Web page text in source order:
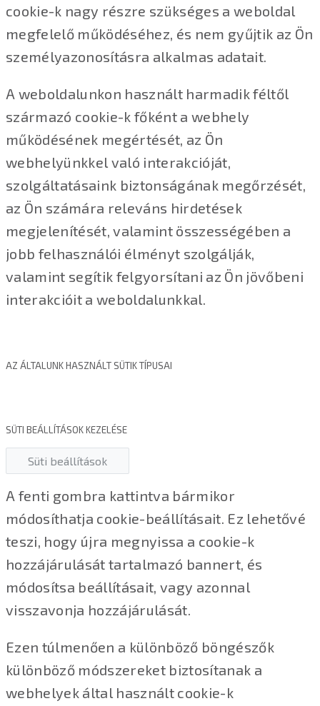
cookie-k nagy részre szükséges a weboldal
megfelelő működéséhez, és nem gyűjtik az Ön
személyazonosításra alkalmas adatait.
A weboldalunkon használt harmadik féltől
származó cookie-k főként a webhely
működésének megértését, az Ön
webhelyünkkel való interakcióját,
szolgáltatásaink biztonságának megőrzését,
az Ön számára releváns hirdetések
megjelenítését, valamint összességében a
jobb felhasználói élményt szolgálják,
valamint segítik felgyorsítani az Ön jövőbeni
interakcióit a weboldalunkkal.
AZ ÁLTALUNK HASZNÁLT SÜTIK TÍPUSAI
SÜTI BEÁLLÍTÁSOK KEZELÉSE
Süti beállítások
A fenti gombra kattintva bármikor
módosíthatja cookie-beállításait. Ez lehetővé
teszi, hogy újra megnyissa a cookie-k
hozzájárulását tartalmazó bannert, és
módosítsa beállításait, vagy azonnal
visszavonja hozzájárulását.
Ezen túlmenően a különböző böngészők
különböző módszereket biztosítanak a
webhelyek által használt cookie-k